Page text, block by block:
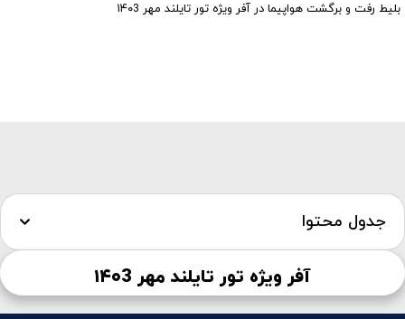
بلیط رفت و برگشت هواپیما در آفر ویژه تور تایلند مهر ۱۴۰3
جدول محتوا
آفر ویژه تور تایلند مهر ۱۴۰3